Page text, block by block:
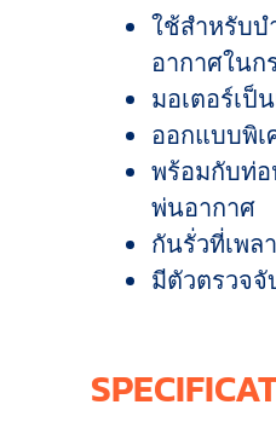
ใช้สำหรับบ
อากาศในก
มอเตอร์เป็
ออกแบบพิ
พร้อมกับท่อ
พ่นอากาศ
กันรั่วที่เพ
มีตัวตรวจจั